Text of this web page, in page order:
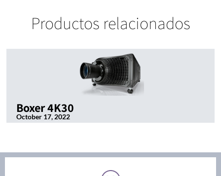
Productos relacionados
Boxer 4K30
October 17, 2022